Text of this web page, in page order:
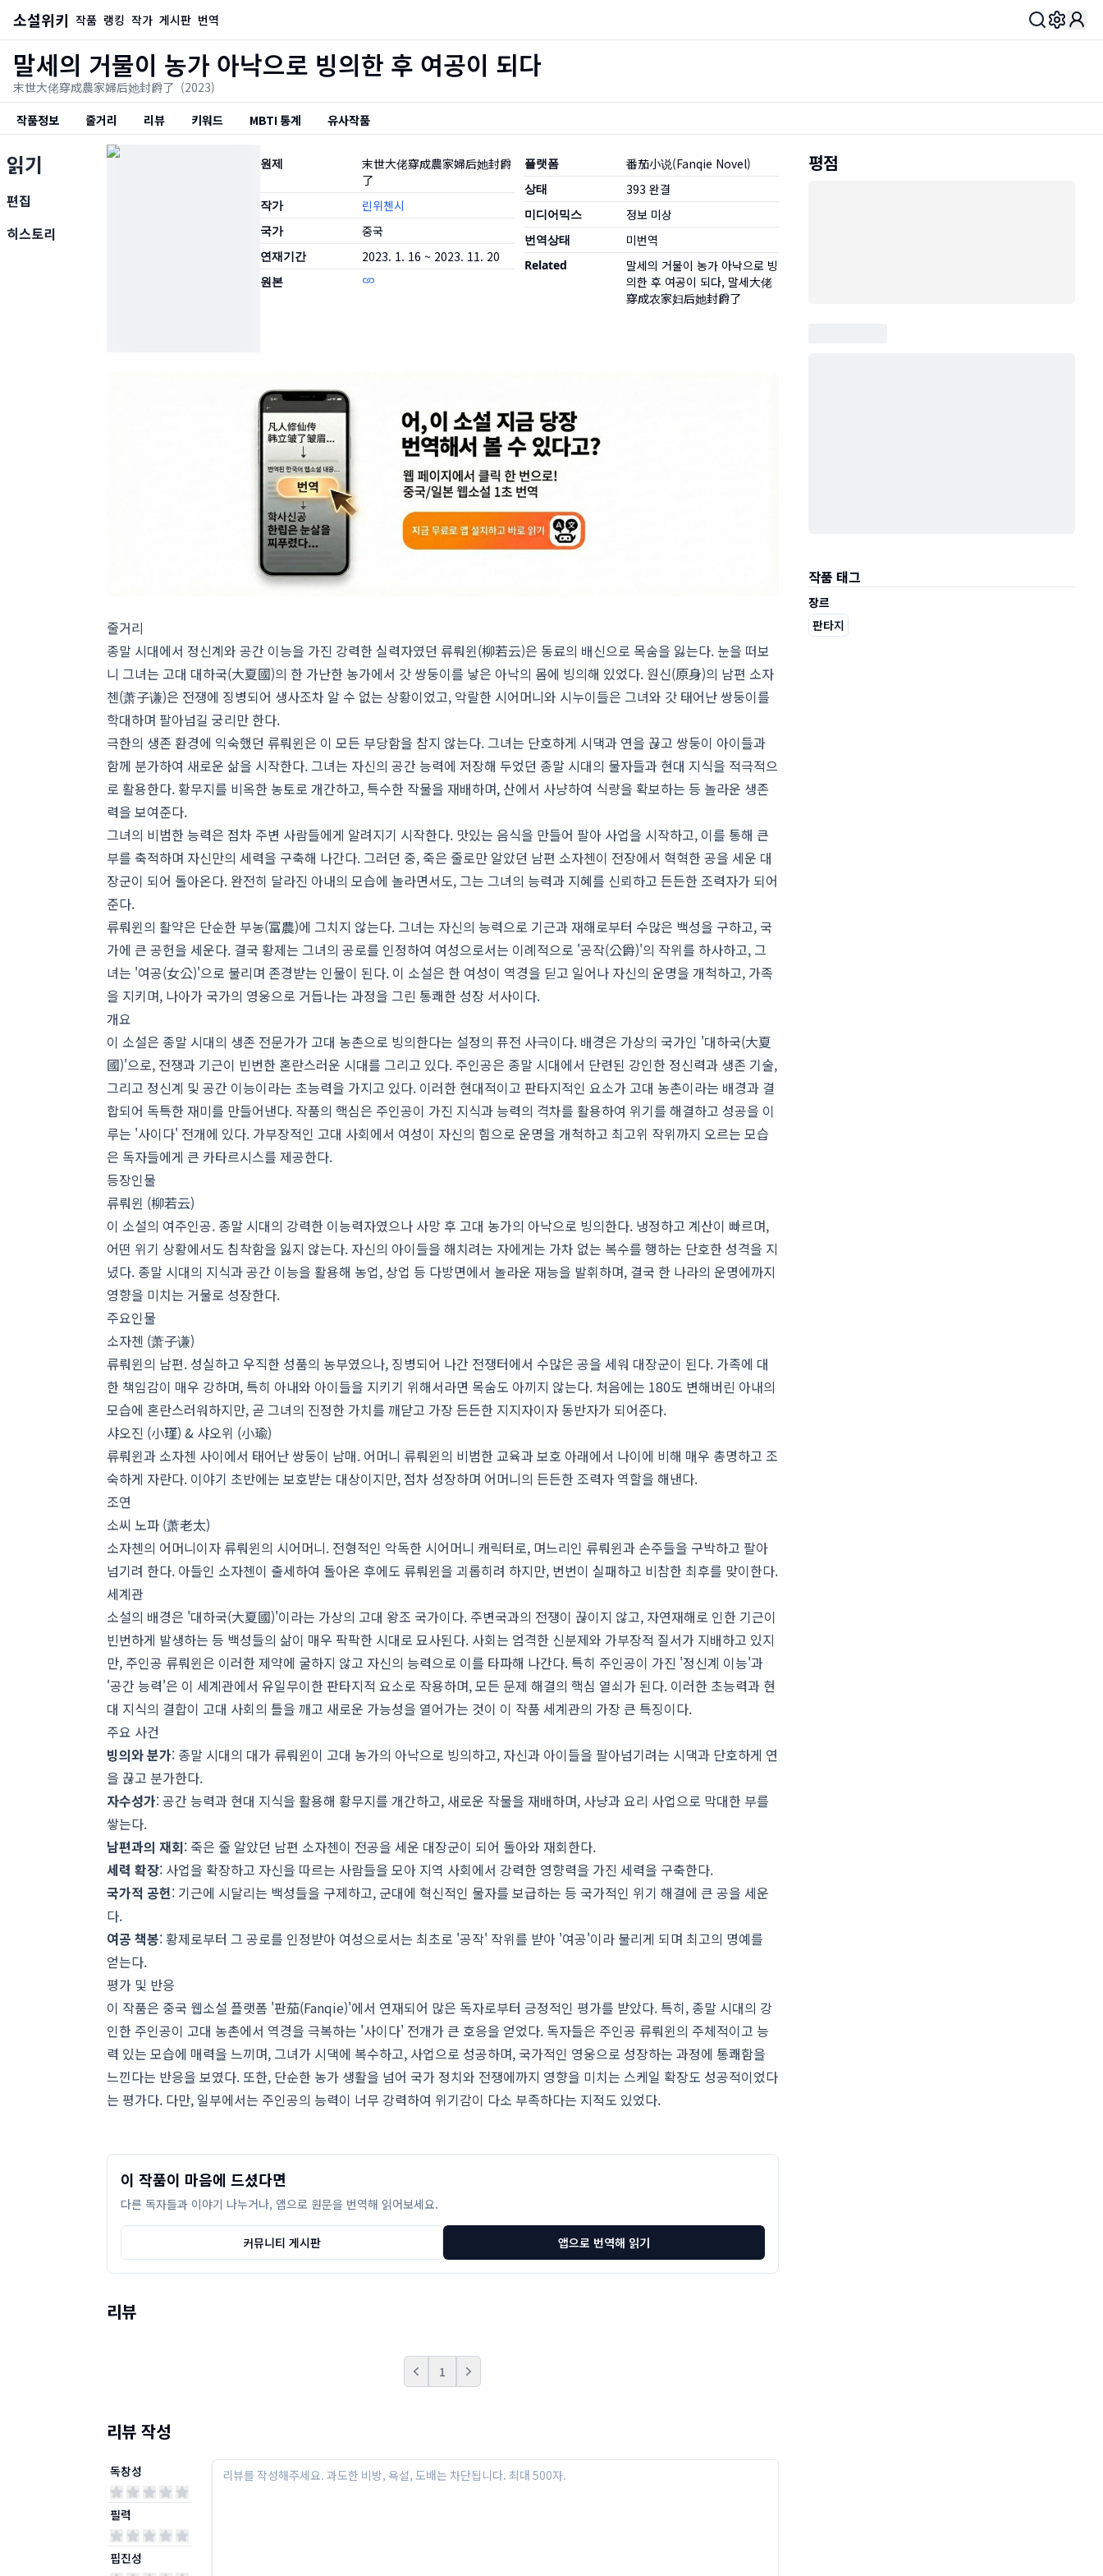
소설위키 작품 랭킹 작가 게시판 번역 Toggle
읽기
편집
히스토리
말세의 거물이 농가 아낙으로 빙의한 후 여공이 되다
末世大佬穿成農家婦后她封爵了 (2023)
작품정보
줄거리 리뷰 키워드 MBTI 통계 유사작품
원제
末世大佬穿成農家婦后她封爵
了
작가 린위첸시
국가 중국
연재기간 2023. 1. 16 ~ 2023. 11. 20
원본
플랫폼 番茄小说(Fanqie Novel)
상태 393 완결
미디어믹스 정보 미상
번역상태 미번역
Related
말세의 거물이 농가 아낙으로 빙
의한 후 여공이 되다, 말세大佬
穿成农家妇后她封爵了
줄거리
종말 시대에서 정신계와 공간 이능을 가진 강력한 실력자였던 류뤄윈(柳若云)은 동료의 배신으로 목숨을 잃는다. 눈을 떠보
니 그녀는 고대 대하국(大夏國)의 한 가난한 농가에서 갓 쌍둥이를 낳은 아낙의 몸에 빙의해 있었다. 원신(原身)의 남편 소자
첸(萧子谦)은 전쟁에 징병되어 생사조차 알 수 없는 상황이었고, 악랄한 시어머니와 시누이들은 그녀와 갓 태어난 쌍둥이를
학대하며 팔아넘길 궁리만 한다.
극한의 생존 환경에 익숙했던 류뤄윈은 이 모든 부당함을 참지 않는다. 그녀는 단호하게 시댁과 연을 끊고 쌍둥이 아이들과
함께 분가하여 새로운 삶을 시작한다. 그녀는 자신의 공간 능력에 저장해 두었던 종말 시대의 물자들과 현대 지식을 적극적으
로 활용한다. 황무지를 비옥한 농토로 개간하고, 특수한 작물을 재배하며, 산에서 사냥하여 식량을 확보하는 등 놀라운 생존
력을 보여준다.
그녀의 비범한 능력은 점차 주변 사람들에게 알려지기 시작한다. 맛있는 음식을 만들어 팔아 사업을 시작하고, 이를 통해 큰
부를 축적하며 자신만의 세력을 구축해 나간다. 그러던 중, 죽은 줄로만 알았던 남편 소자첸이 전장에서 혁혁한 공을 세운 대
장군이 되어 돌아온다. 완전히 달라진 아내의 모습에 놀라면서도, 그는 그녀의 능력과 지혜를 신뢰하고 든든한 조력자가 되어
준다.
류뤄윈의 활약은 단순한 부농(富農)에 그치지 않는다. 그녀는 자신의 능력으로 기근과 재해로부터 수많은 백성을 구하고, 국
가에 큰 공헌을 세운다. 결국 황제는 그녀의 공로를 인정하여 여성으로서는 이례적으로 '공작(公爵)'의 작위를 하사하고, 그
녀는 '여공(女公)'으로 불리며 존경받는 인물이 된다. 이 소설은 한 여성이 역경을 딛고 일어나 자신의 운명을 개척하고, 가족
을 지키며, 나아가 국가의 영웅으로 거듭나는 과정을 그린 통쾌한 성장 서사이다.
개요
이 소설은 종말 시대의 생존 전문가가 고대 농촌으로 빙의한다는 설정의 퓨전 사극이다. 배경은 가상의 국가인 '대하국(大夏
國)'으로, 전쟁과 기근이 빈번한 혼란스러운 시대를 그리고 있다. 주인공은 종말 시대에서 단련된 강인한 정신력과 생존 기술,
그리고 정신계 및 공간 이능이라는 초능력을 가지고 있다. 이러한 현대적이고 판타지적인 요소가 고대 농촌이라는 배경과 결
합되어 독특한 재미를 만들어낸다. 작품의 핵심은 주인공이 가진 지식과 능력의 격차를 활용하여 위기를 해결하고 성공을 이
루는 '사이다' 전개에 있다. 가부장적인 고대 사회에서 여성이 자신의 힘으로 운명을 개척하고 최고위 작위까지 오르는 모습
은 독자들에게 큰 카타르시스를 제공한다.
등장인물
류뤄윈 (柳若云)
이 소설의 여주인공. 종말 시대의 강력한 이능력자였으나 사망 후 고대 농가의 아낙으로 빙의한다. 냉정하고 계산이 빠르며,
어떤 위기 상황에서도 침착함을 잃지 않는다. 자신의 아이들을 해치려는 자에게는 가차 없는 복수를 행하는 단호한 성격을 지
녔다. 종말 시대의 지식과 공간 이능을 활용해 농업, 상업 등 다방면에서 놀라운 재능을 발휘하며, 결국 한 나라의 운명에까지
영향을 미치는 거물로 성장한다.
주요인물
소자첸 (萧子谦)
류뤄윈의 남편. 성실하고 우직한 성품의 농부였으나, 징병되어 나간 전쟁터에서 수많은 공을 세워 대장군이 된다. 가족에 대
한 책임감이 매우 강하며, 특히 아내와 아이들을 지키기 위해서라면 목숨도 아끼지 않는다. 처음에는 180도 변해버린 아내의
모습에 혼란스러워하지만, 곧 그녀의 진정한 가치를 깨닫고 가장 든든한 지지자이자 동반자가 되어준다.
샤오진 (小瑾) & 샤오위 (小瑜)
류뤄윈과 소자첸 사이에서 태어난 쌍둥이 남매. 어머니 류뤄윈의 비범한 교육과 보호 아래에서 나이에 비해 매우 총명하고 조
숙하게 자란다. 이야기 초반에는 보호받는 대상이지만, 점차 성장하며 어머니의 든든한 조력자 역할을 해낸다.
조연
소씨 노파 (萧老太)
소자첸의 어머니이자 류뤄윈의 시어머니. 전형적인 악독한 시어머니 캐릭터로, 며느리인 류뤄윈과 손주들을 구박하고 팔아
넘기려 한다. 아들인 소자첸이 출세하여 돌아온 후에도 류뤄윈을 괴롭히려 하지만, 번번이 실패하고 비참한 최후를 맞이한다.
세계관
소설의 배경은 '대하국(大夏國)'이라는 가상의 고대 왕조 국가이다. 주변국과의 전쟁이 끊이지 않고, 자연재해로 인한 기근이
빈번하게 발생하는 등 백성들의 삶이 매우 팍팍한 시대로 묘사된다. 사회는 엄격한 신분제와 가부장적 질서가 지배하고 있지
만, 주인공 류뤄윈은 이러한 제약에 굴하지 않고 자신의 능력으로 이를 타파해 나간다. 특히 주인공이 가진 '정신계 이능'과
'공간 능력'은 이 세계관에서 유일무이한 판타지적 요소로 작용하며, 모든 문제 해결의 핵심 열쇠가 된다. 이러한 초능력과 현
대 지식의 결합이 고대 사회의 틀을 깨고 새로운 가능성을 열어가는 것이 이 작품 세계관의 가장 큰 특징이다.
주요 사건
빙의와 분가: 종말 시대의 대가 류뤄윈이 고대 농가의 아낙으로 빙의하고, 자신과 아이들을 팔아넘기려는 시댁과 단호하게 연
을 끊고 분가한다.
자수성가: 공간 능력과 현대 지식을 활용해 황무지를 개간하고, 새로운 작물을 재배하며, 사냥과 요리 사업으로 막대한 부를
쌓는다.
남편과의 재회: 죽은 줄 알았던 남편 소자첸이 전공을 세운 대장군이 되어 돌아와 재회한다.
세력 확장: 사업을 확장하고 자신을 따르는 사람들을 모아 지역 사회에서 강력한 영향력을 가진 세력을 구축한다.
국가적 공헌: 기근에 시달리는 백성들을 구제하고, 군대에 혁신적인 물자를 보급하는 등 국가적인 위기 해결에 큰 공을 세운
다.
여공 책봉: 황제로부터 그 공로를 인정받아 여성으로서는 최초로 '공작' 작위를 받아 '여공'이라 불리게 되며 최고의 명예를
얻는다.
평가 및 반응
이 작품은 중국 웹소설 플랫폼 '판茄(Fanqie)'에서 연재되어 많은 독자로부터 긍정적인 평가를 받았다. 특히, 종말 시대의 강
인한 주인공이 고대 농촌에서 역경을 극복하는 '사이다' 전개가 큰 호응을 얻었다. 독자들은 주인공 류뤄윈의 주체적이고 능
력 있는 모습에 매력을 느끼며, 그녀가 시댁에 복수하고, 사업으로 성공하며, 국가적인 영웅으로 성장하는 과정에 통쾌함을
느낀다는 반응을 보였다. 또한, 단순한 농가 생활을 넘어 국가 정치와 전쟁에까지 영향을 미치는 스케일 확장도 성공적이었다
는 평가다. 다만, 일부에서는 주인공의 능력이 너무 강력하여 위기감이 다소 부족하다는 지적도 있었다.
이 작품이 마음에 드셨다면
다른 독자들과 이야기 나누거나, 앱으로 원문을 번역해 읽어보세요.
커뮤니티 게시판 앱으로 번역해 읽기
리뷰
Prev 1 Next
리뷰 작성
독창성
필력
핍진성
평점
작품 태그
장르
판타지